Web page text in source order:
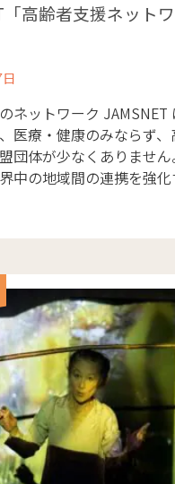
「高齢者支援ネット
ネットワーク JAMSNET
医療・健康のみならず
団体が少なくありませ
中の地域間の連携を強